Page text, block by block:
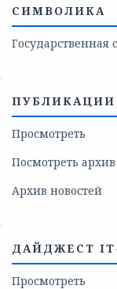
СИМВОЛИКА
ПУБЛИКАЦИИ
Просмотреть
Посмотреть
Архив новостей
ДАЙДЖЕСТ
Просмотреть